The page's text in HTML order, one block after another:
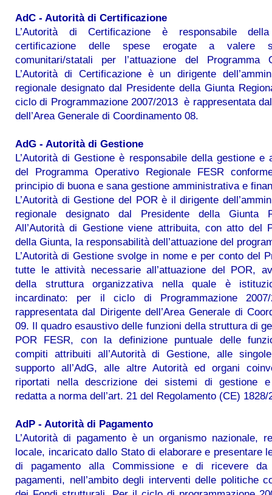
AdC - Autorità di Certificazione
L’Autorità di Certificazione è responsabile
certificazione delle spese erogate a valere
comunitari/statali per l’attuazione del Programma
L’Autorità di Certificazione è un dirigente
regionale designato dal Presidente della Giunta
ciclo di Programmazione 2007/2013 è rappresentata
dell’Area Generale di Coordinamento 08.
AdG - Autorità di Gestione
L’Autorità di Gestione è responsabile della gestione e
del Programma Operativo Regionale FESR
principio di buona e sana gestione amministrativa e
L’Autorità di Gestione del POR è il dirigente
regionale designato dal Presidente della Giunta
All’Autorità di Gestione viene attribuita, con atto del
della Giunta, la responsabilità dell’attuazione del
L’Autorità di Gestione svolge in nome e per conto del
tutte le attività necessarie all’attuazione del POR,
della struttura organizzativa nella quale è
incardinato: per il ciclo di Programmazione
rappresentata dal Dirigente dell’Area Generale di
09. Il quadro esaustivo delle funzioni della struttura di
POR FESR, con la definizione puntuale delle
compiti attribuiti all’Autorità di Gestione, alle
supporto all’AdG, alle altre Autorità ed organi
riportati nella descrizione dei sistemi di gestione e
redatta a norma dell’art. 21 del Regolamento (CE) 1828/
AdP - Autorità di Pagamento
L’Autorità di pagamento è un organismo nazionale,
locale, incaricato dallo Stato di elaborare e presentare
di pagamento alla Commissione e di ricevere
pagamenti, nell’ambito degli interventi delle politiche